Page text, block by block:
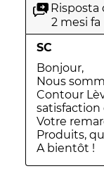
Risposta
2 mesi fa
SC
Bonjour,
Nous
Contour
satisfaction
Votre
Produits,
A bientôt !